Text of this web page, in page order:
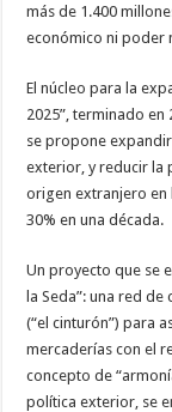
más de 1.400
económico ni poder
El núcleo para la
2025”, terminado
se propone expandir
exterior, y reducir la
origen extranjero en
30% en una década.
Un proyecto que se
la Seda”: una red
(“el cinturón”) para
mercaderías con el
concepto de
política exterior, se